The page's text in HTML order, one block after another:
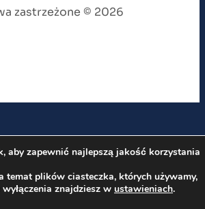
zastrzeżone © 2026
aby zapewnić najlepszą jakość korzystania
temat plików ciasteczka, których używamy,
znajdziesz w ustawieniach.